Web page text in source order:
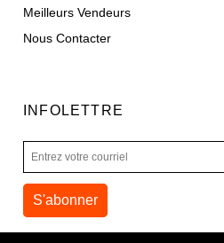
Meilleurs Vendeurs
Nous Contacter
INFOLETTRE
S'abonner